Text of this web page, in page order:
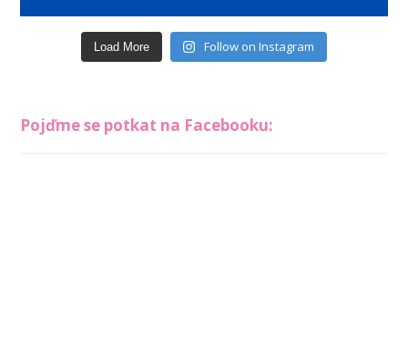
Load More Follow on Instagram
Pojďme se potkat na Facebooku: